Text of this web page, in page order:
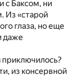
с Баксом, ни
Из «старой
глаза, но еще
даже
из консервной